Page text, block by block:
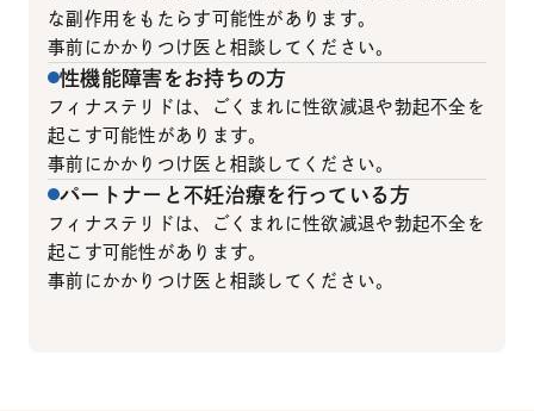
な副作用をもたらす可能性があります。
事前にかかりつけ医と相談してください。
性機能障害をお持ちの方
フィナステリドは、ごくまれに性欲減退や勃起不全を
起こす可能性があります。
事前にかかりつけ医と相談してください。
パートナーと不妊治療を行っている方
フィナステリドは、ごくまれに性欲減退や勃起不全を
起こす可能性があります。
事前にかかりつけ医と相談してください。